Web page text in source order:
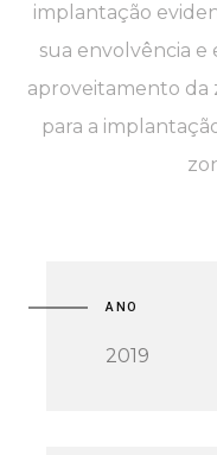
implantação
sua envolvência
aproveitamento da
para a
ANO
2019